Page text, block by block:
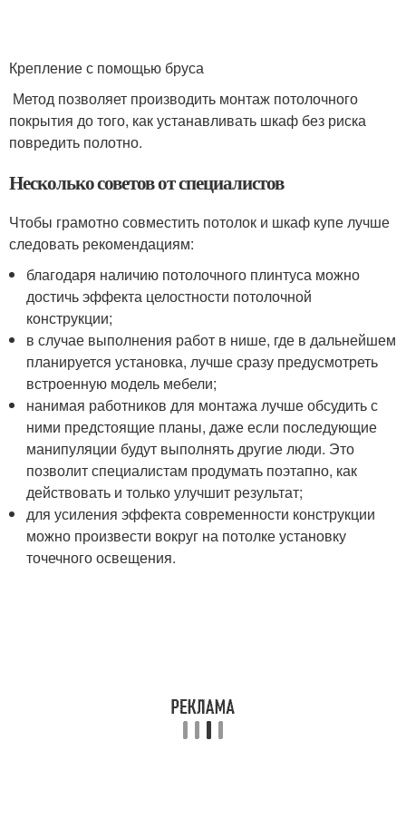
Крепление с помощью бруса
Метод позволяет производить монтаж потолочного
покрытия до того, как устанавливать шкаф без риска
повредить полотно.
Несколько советов от специалистов
Чтобы грамотно совместить потолок и шкаф купе лучше
следовать рекомендациям:
благодаря наличию потолочного плинтуса можно
достичь эффекта целостности потолочной
конструкции;
в случае выполнения работ в нише, где в дальнейшем
планируется установка, лучше сразу предусмотреть
встроенную модель мебели;
нанимая работников для монтажа лучше обсудить с
ними предстоящие планы, даже если последующие
манипуляции будут выполнять другие люди. Это
позволит специалистам продумать поэтапно, как
действовать и только улучшит результат;
для усиления эффекта современности конструкции
можно произвести вокруг на потолке установку
точечного освещения.